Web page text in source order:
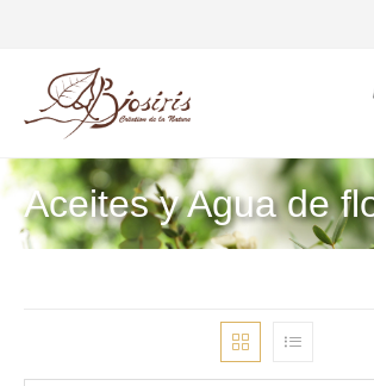
Aceites y Agua de